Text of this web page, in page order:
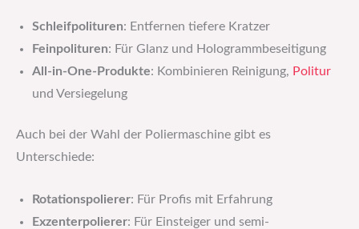
Schleifpolituren: Entfernen tiefere Kratzer
Feinpolituren: Für Glanz und Hologrammbeseitigung
All-in-One-Produkte: Kombinieren Reinigung, Politur
und Versiegelung
Auch bei der Wahl der Poliermaschine gibt es
Unterschiede:
Rotationspolierer: Für Profis mit Erfahrung
Exzenterpolierer: Für Einsteiger und semi-